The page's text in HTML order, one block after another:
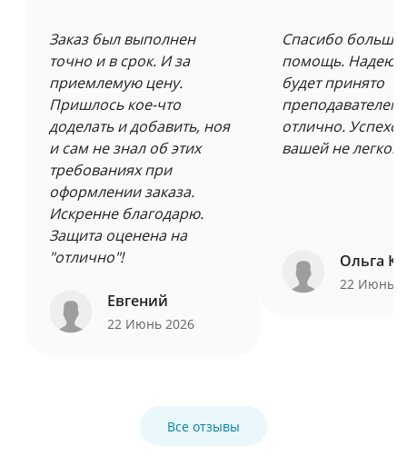
Заказ был выполнен
точно и в срок. И за
приемлемую цену.
Пришлось кое-что
доделать и добавить, ноя
и сам не знал об этих
требованиях при
оформлении заказа.
Искренне благодарю.
Защита оценена на
"отлично"!
Евгений
22 Июнь 2026
Спасибо
помощь.
будет принято
преподавателем
отлично.
вашей не легкой
Ольга
22 Июнь
Все отзывы